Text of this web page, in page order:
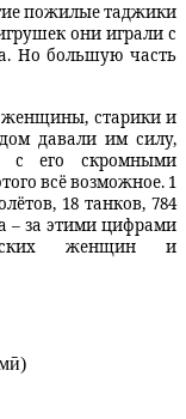
пожилые таджики
они играли с
Но большую часть
старики и
давали им силу,
с его скромными
всё возможное. 1
18 танков, 784
– за этими цифрами
женщин и